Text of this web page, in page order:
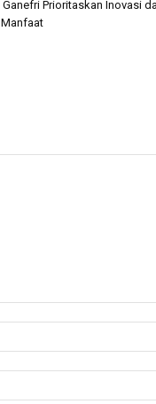
Ganefri Prioritaskan Inovasi